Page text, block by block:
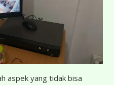
aspek yang tidak bisa